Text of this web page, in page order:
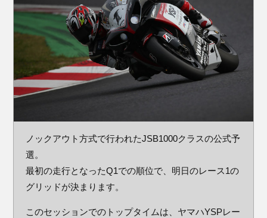
ノックアウト方式で行われたJSB1000クラスの公式予
選。
最初の走行となったQ1での順位で、明日のレース1の
グリッドが決まります。
このセッションでのトップタイムは、ヤマハYSPレー